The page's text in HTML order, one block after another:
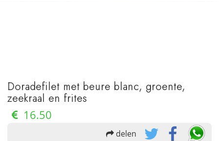
Doradefilet met beure blanc, groente,
zeekraal en frites
16.50
delen